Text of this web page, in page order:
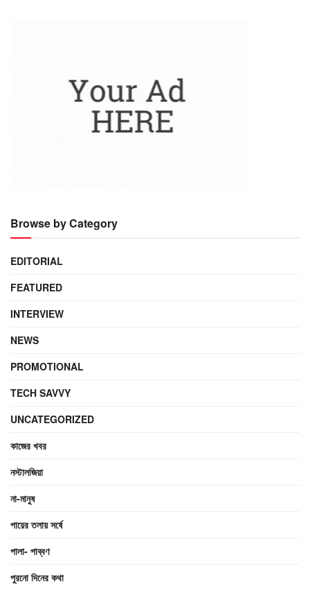
Browse by Category
EDITORIAL
FEATURED
INTERVIEW
NEWS
PROMOTIONAL
TECH SAVVY
UNCATEGORIZED
কাজের খবর
নস্টালজিয়া
না-মানুষ
পায়ের তলায় সর্ষে
পালা- পাব্বণ
পুরনো দিনের কথা